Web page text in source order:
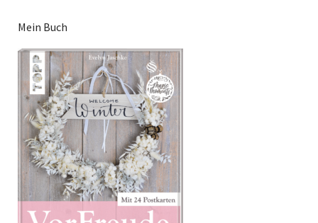
Mein Buch